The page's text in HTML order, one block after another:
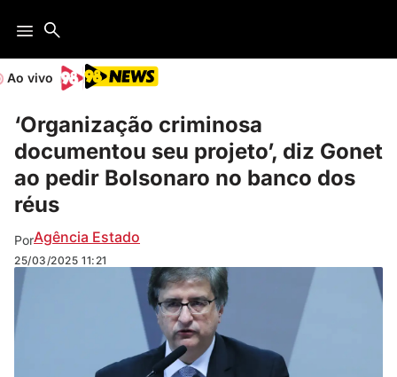
Ao vivo
‘Organização criminosa
documentou seu projeto’, diz Gonet
ao pedir Bolsonaro no banco dos
réus
PorAgência Estado
25/03/2025 11:21